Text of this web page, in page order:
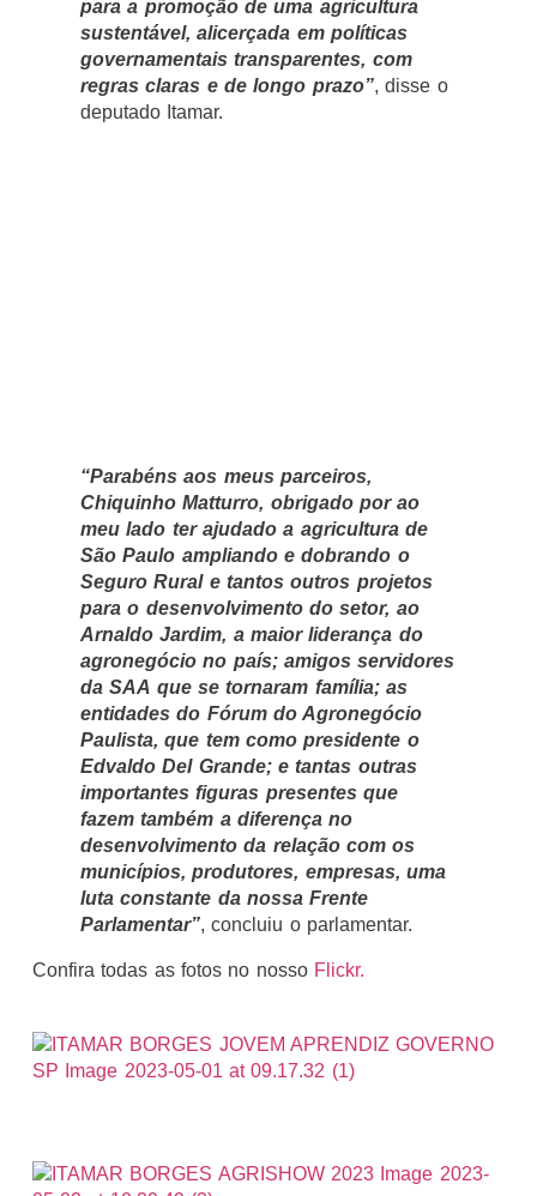
para a promoção de uma agricultura
sustentável, alicerçada em políticas
governamentais transparentes, com
regras claras e de longo prazo”, disse o
deputado Itamar.
“Parabéns aos meus parceiros,
Chiquinho Matturro, obrigado por ao
meu lado ter ajudado a agricultura de
São Paulo ampliando e dobrando o
Seguro Rural e tantos outros projetos
para o desenvolvimento do setor, ao
Arnaldo Jardim, a maior liderança do
agronegócio no país; amigos servidores
da SAA que se tornaram família; as
entidades do Fórum do Agronegócio
Paulista, que tem como presidente o
Edvaldo Del Grande; e tantas outras
importantes figuras presentes que
fazem também a diferença no
desenvolvimento da relação com os
municípios, produtores, empresas, uma
luta constante da nossa Frente
Parlamentar”, concluiu o parlamentar.
Confira todas as fotos no nosso Flickr.